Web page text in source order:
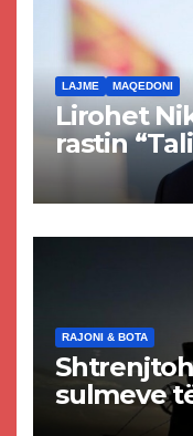
LAJME MAQEDONI
Lirohet
rastin
akuzat
RAJONI & BOTA
sulmeve